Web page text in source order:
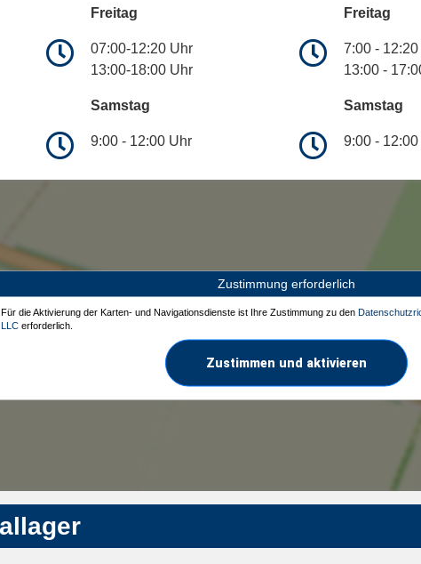
Freitag
07:00-12:20 Uhr
13:00-18:00 Uhr
Samstag
9:00 - 12:00 Uhr
Freitag
7:00 -
13:00 -
Samstag
9:00 -
Zustimmung erforderlich
Für die Aktivierung der Karten- und Navigationsdienste ist Ihre Zustimmung zu den
LLC erforderlich.
Zustimmen und aktivieren